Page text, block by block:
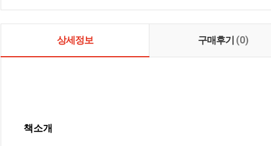
상세정보 구매후기 (0)
책소개